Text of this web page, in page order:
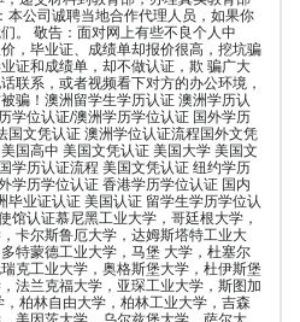
本公司诚聘当地合作代理人员，如果你
。 敬告：面对网上有些不良个人中
，毕业证、成绩单却报价很高，挖坑骗
证和成绩单，却不做认证，欺 骗广大
联系，或者视频看下对方的办公环境，
骗！澳洲留学生学历认证 澳洲学历认
学位认证/澳洲学历学位认证 国外学历
国文凭认证 澳洲学位认证流程国外文凭
国高中 美国文凭认证 美国大学 美国文
学历认证流程 美国文凭认证 纽约学历
学历学位认证 香港学历学位认证 国内
毕业证认证 美国认证 留学生学历学位认
馆认证慕尼黑工业大学，哥廷根大学，
卡尔斯鲁厄大学，达姆斯塔特工业大
特蒙德工业大学，马堡 大学，杜塞尔
克工业大学，奥格斯堡大学，杜伊斯堡
法兰克福大学，亚琛工业大学，斯图加
柏林自由大学，柏林工业大学，吉森